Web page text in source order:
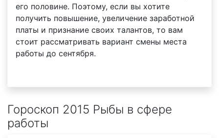
его половине. Поэтому, если вы хотите
получить повышение, увеличение заработной
платы и признание своих талантов, то вам
стоит рассматривать вариант смены места
работы до сентября.
Гороскоп 2015 Рыбы в сфере
работы